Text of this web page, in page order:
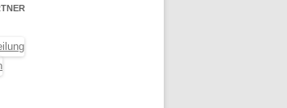
ODER OHNE AGENTEN?